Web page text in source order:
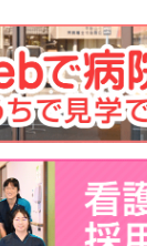
目的
等への投稿について